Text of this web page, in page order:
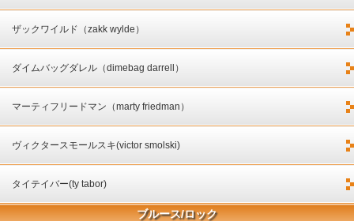
ザックワイルド（zakk wylde）
ダイムバッグダレル（dimebag darrell）
マーティフリードマン（marty friedman）
ヴィクタースモールスキ(victor smolski)
タイテイバー(ty tabor)
ブルース/ロック